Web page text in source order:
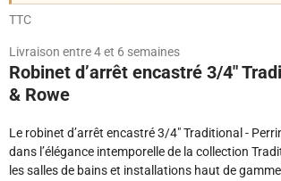
TTC
Livraison entre 4 et 6 semaines
Robinet d’arrêt encastré 3/4"
& Rowe
Le robinet d’arrêt encastré 3/4" Traditional -
dans l’élégance intemporelle de la collection
les salles de bains et installations haut de